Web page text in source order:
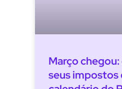
Março
seus impostos